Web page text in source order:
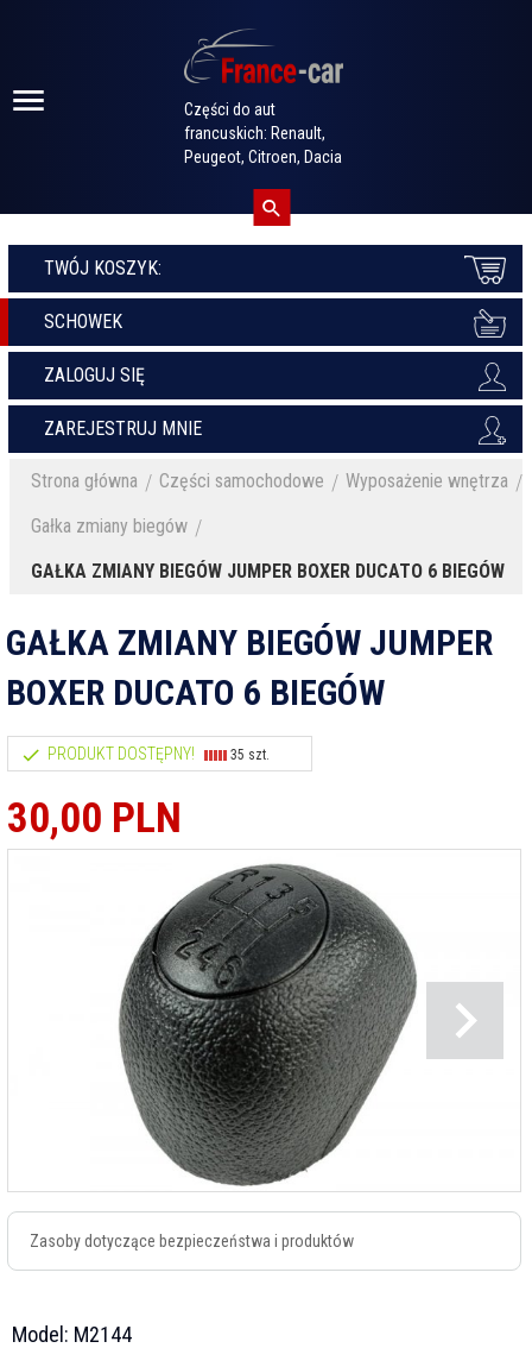
Części do aut
francuskich: Renault,
Peugeot, Citroen, Dacia
TWÓJ KOSZYK:
SCHOWEK
ZALOGUJ SIĘ
ZAREJESTRUJ MNIE
Strona główna Części samochodowe
Wyposażenie wnętrza
Gałka zmiany biegów
GAŁKA ZMIANY BIEGÓW JUMPER BOXER DUCATO 6 BIEGÓW
GAŁKA ZMIANY BIEGÓW JUMPER
BOXER DUCATO 6 BIEGÓW
PRODUKT DOSTĘPNY! 35 szt.
30,00 PLN
Zasoby dotyczące bezpieczeństwa i produktów
Model: M2144